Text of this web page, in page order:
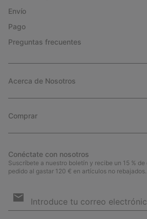
Envío
Pago
Preguntas frecuentes
Acerca de Nosotros
Comprar
Conéctate con nosotros
Suscríbete a nuestro boletín y recibe un 15 %
pedido al gastar 120 € en artículos no rebajados.
de